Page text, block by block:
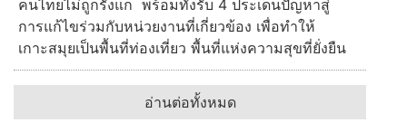
คนไทยไม่ถูกรังแก พร้อมทั้งรับ 4 ประเด็นปัญหาสู่
การแก้ไขร่วมกับหน่วยงานที่เกี่ยวข้อง เพื่อทำให้
เกาะสมุยเป็นพื้นที่ท่องเที่ยว พื้นที่แห่งความสุขที่ยั่งยืน
อ่านต่อทั้งหมด